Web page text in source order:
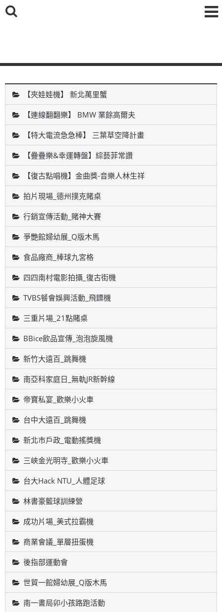
【夾娃娃機】 新北萬里蟹
【連線翻翻樂】 BMW 業餘高爾夫
【特大電流急急棒】 三葉草空降計畫
【疊疊樂&幸運轉盤】綜藝菲常讚
【復古點唱機】金曲獎-音樂人林生祥
拍片現場_德州撲克賭桌
行銷宣傳活動_賭神大賽
爭艷館婦幼展_Q版木馬
食品廠商_棒球九宮格
四四南村電影拍攝_復古街機
TVBS餐會娛興活動_飛鏢機
三重片場_21點賭桌
BBice飲品宣傳_泡泡旋風機
新竹大遠百_跳舞機
南亞科家庭日_無軌JR新幹線
帝寶私宴_歡樂小火車
台中大遠百_跳舞機
新北市戶政_電動搖獎機
三峽金光明寺_歡樂小火車
台大Hack NTU_人體足球
林書豪籃球訓練營
成功片場_美式拉霸機
商業會議_單層扭蛋機
後指部運動會
世貿一館婦幼展_Q版木馬
南一書局卯小孩路跑活動